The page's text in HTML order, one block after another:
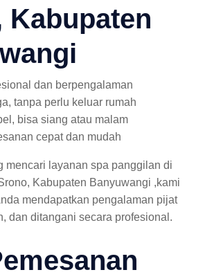
Kabupaten
dan berpengalaman
tanpa perlu keluar rumah
bisa siang atau malam
cepat dan mudah
mencari layanan spa panggilan di
Kabupaten Banyuwangi ,kami
mendapatkan pengalaman pijat
dan ditangani secara profesional.